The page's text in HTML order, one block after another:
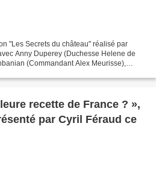
"Les Secrets du château" réalisé par
Anny Duperey (Duchesse Helene de
(Commandant Alex Meurisse),
recette de France ? »,
par Cyril Féraud ce